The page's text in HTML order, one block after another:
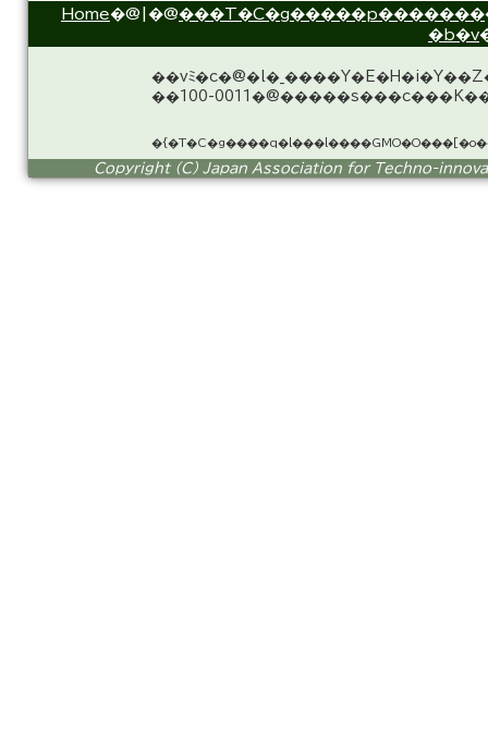
Home�@|�@���T�C�g�����p�������
�b�v
��vﾐ
��100-
Copyright (C) Japan Association for Techno-